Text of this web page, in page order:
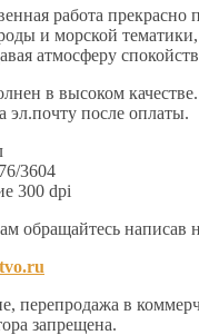
работа прекрасно
и морской
атмосферу
в высоком
эл.почту после оплаты.
3604
300 dpi
обращайтесь написав
перепродажа в
запрещена.